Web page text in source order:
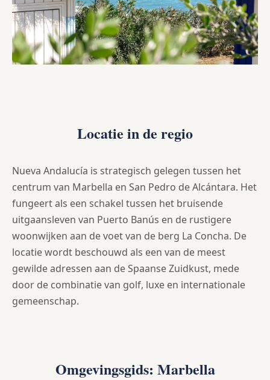
Locatie in de regio
Nueva Andalucía is strategisch gelegen tussen het
centrum van Marbella en San Pedro de Alcántara. Het
fungeert als een schakel tussen het bruisende
uitgaansleven van Puerto Banús en de rustigere
woonwijken aan de voet van de berg La Concha. De
locatie wordt beschouwd als een van de meest
gewilde adressen aan de Spaanse Zuidkust, mede
door de combinatie van golf, luxe en internationale
gemeenschap.
Omgevingsgids: Marbella